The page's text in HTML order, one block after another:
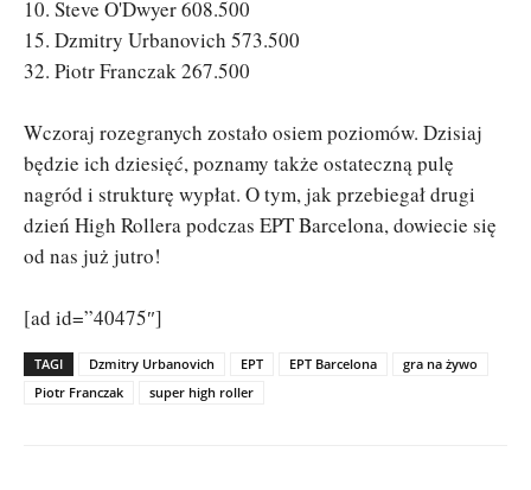
10. Steve O'Dwyer 608.500
15. Dzmitry Urbanovich 573.500
32. Piotr Franczak 267.500
Wczoraj rozegranych zostało osiem poziomów. Dzisiaj
będzie ich dziesięć, poznamy także ostateczną pulę
nagród i strukturę wypłat. O tym, jak przebiegał drugi
dzień High Rollera podczas EPT Barcelona, dowiecie się
od nas już jutro!
[ad id=”40475″]
TAGI Dzmitry Urbanovich EPT EPT Barcelona
gra na żywo
Piotr Franczak
super high roller